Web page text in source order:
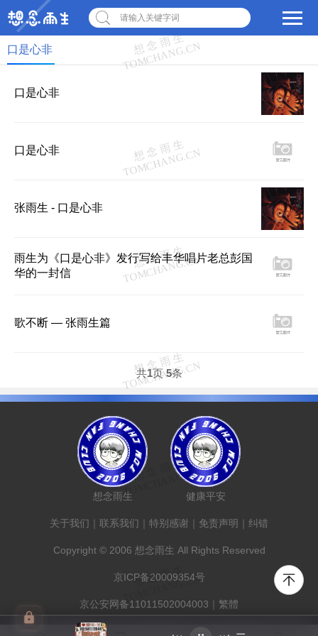
请输入关键字词
口是心非
口是心非
口是心非
张雨生 - 口是心非
雨生为《口是心非》发行写给丰华唱片老总彭国
华的一封信
歌不断 — 张雨生篇
共1页5条
想念雨生 健康平安
关于我们 联系我们 特别感谢 免责声明 纠错
Copyright © 2006 想念雨生 All Rights Reserved
京ICP备20009354号
京公安网备11011502004003 繁體